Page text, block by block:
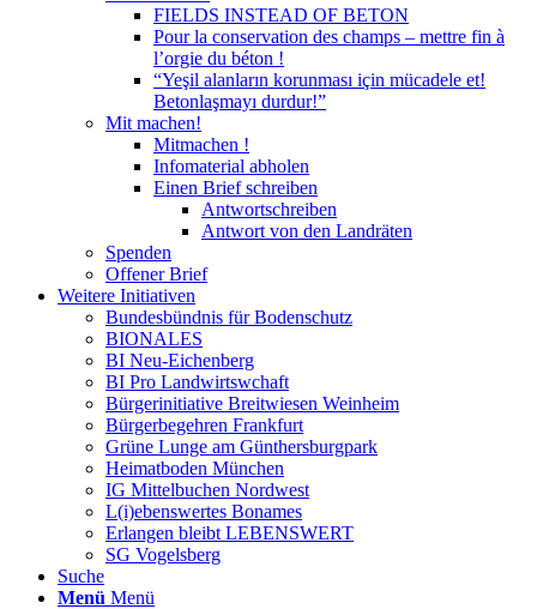
FIELDS INSTEAD OF BETON
Pour la conservation des champs – mettre fin à
l’orgie du béton !
“Yeşil alanların korunması için mücadele et!
Betonlaşmayı durdur!”
Mit machen!
Mitmachen !
Infomaterial abholen
Einen Brief schreiben
Antwortschreiben
Antwort von den Landräten
Spenden
Offener Brief
Weitere Initiativen
Bundesbündnis für Bodenschutz
BIONALES
BI Neu-Eichenberg
BI Pro Landwirtswchaft
Bürgerinitiative Breitwiesen Weinheim
Bürgerbegehren Frankfurt
Grüne Lunge am Günthersburgpark
Heimatboden München
IG Mittelbuchen Nordwest
L(i)ebenswertes Bonames
Erlangen bleibt LEBENSWERT
SG Vogelsberg
Suche
Menü Menü